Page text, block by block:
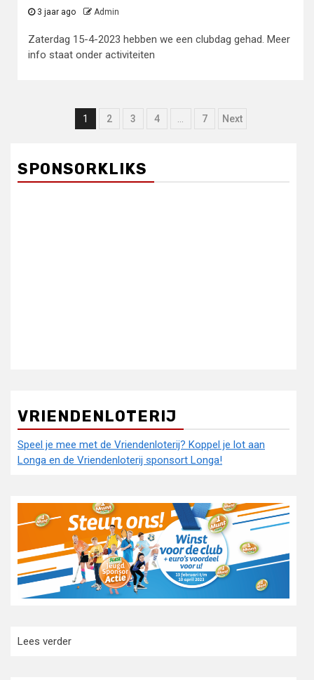
3 jaar ago Admin
Zaterdag 15-4-2023 hebben we een clubdag gehad. Meer
info staat onder activiteiten
Berichten
1 2 3 4 7 Next
SPONSORKLIKS
VRIENDENLOTERIJ
Speel je mee met de Vriendenloterij? Koppel je lot aan
Longa en de Vriendenloterij sponsort Longa!
Lees verder: